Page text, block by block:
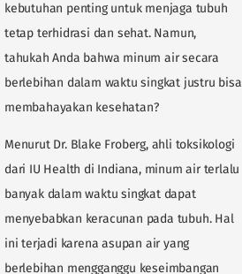
kebutuhan penting untuk menjaga tubuh
tetap terhidrasi dan sehat. Namun,
tahukah Anda bahwa minum air secara
berlebihan dalam waktu singkat justru bisa
membahayakan kesehatan?
Menurut Dr. Blake Froberg, ahli toksikologi
dari IU Health di Indiana, minum air terlalu
banyak dalam waktu singkat dapat
menyebabkan keracunan pada tubuh. Hal
ini terjadi karena asupan air yang
berlebihan mengganggu keseimbangan